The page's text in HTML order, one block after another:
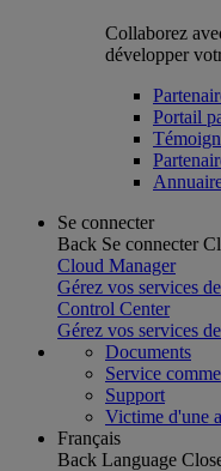
Collaborez
développer
Portail
Se connecter
Back Se connecter
Cloud Manager
Gérez vos services
Control Center
Gérez vos services
Documents
Service
Support
Victime d'une
Français
Back Language